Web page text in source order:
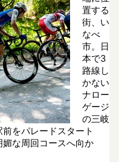
置する
街、い
なべ
市。日
本で3
路線し
かない
ナロー
ゲージ
の三岐
をパレードスタート
な周回コースへ向か